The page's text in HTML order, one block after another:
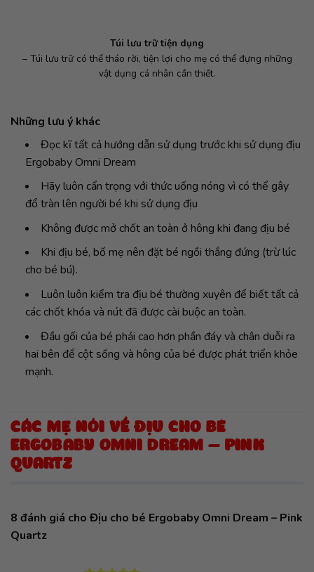
Túi lưu trữ tiện dụng
– Túi lưu trữ có thể tháo rời, tiện lợi cho mẹ có thể đựng những
vật dụng cá nhân cần thiết.
Những lưu ý khác
Đọc kĩ tất cả hướng dẫn sử dụng trước khi sử dụng địu
Ergobaby Omni Dream
Hãy luôn cẩn trọng với thức uống nóng vì có thể gây
đổ tràn lên người bé khi sử dụng địu
Không được mở chốt an toàn ở hông khi đang địu bé
Khi địu bé, bố mẹ nên đặt bé ngồi thẳng đứng (trừ lúc
cho bé bú).
Luôn luôn kiểm tra địu bé thường xuyên để biết tất cả
các chốt khóa và nút đã được cài buộc an toàn.
Đầu gối của bé phải cao hơn phần đáy và chân duỗi ra
hai bên để cột sống và hông của bé được phát triển khỏe
mạnh.
CÁC MẸ NÓI VỀ ĐỊU CHO BÉ
ERGOBABY OMNI DREAM – PINK
QUARTZ
8 đánh giá cho Địu cho bé Ergobaby Omni Dream – Pink
Quartz